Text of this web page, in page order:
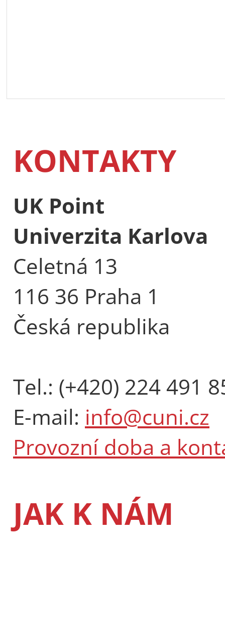
KONTAKTY
UK Point
Univerzita Karlova
Celetná 13
116 36 Praha 1
Česká republika
Tel.: (+420) 224 491
E-mail: info@cuni.cz
Provozní doba a
JAK K NÁM